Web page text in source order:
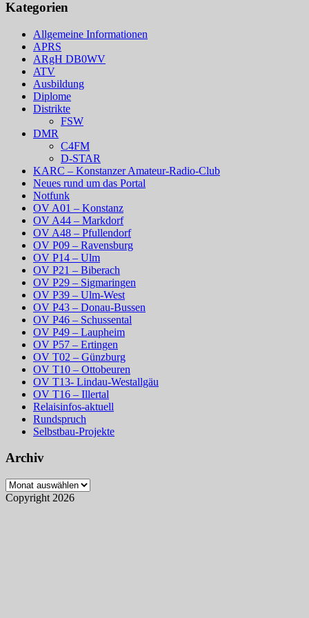
Kategorien
Allgemeine Informationen
APRS
ARgH DB0WV
ATV
Ausbildung
Diplome
Distrikte
FSW
DMR
C4FM
D-STAR
KARC – Konstanzer Amateur-Radio-Club
Neues rund um das Portal
Notfunk
OV A01 – Konstanz
OV A44 – Markdorf
OV A48 – Pfullendorf
OV P09 – Ravensburg
OV P14 – Ulm
OV P21 – Biberach
OV P29 – Sigmaringen
OV P39 – Ulm-West
OV P43 – Donau-Bussen
OV P46 – Schussental
OV P49 – Laupheim
OV P57 – Ertingen
OV T02 – Günzburg
OV T10 – Ottobeuren
OV T13- Lindau-Westallgäu
OV T16 – Illertal
Relaisinfos-aktuell
Rundspruch
Selbstbau-Projekte
Archiv
Archiv
Copyright 2026